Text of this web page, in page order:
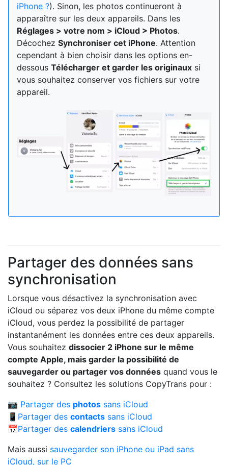
iPhone ?). Sinon, les photos continueront à
apparaître sur les deux appareils. Dans les
Réglages > votre nom > iCloud > Photos.
Décochez Synchroniser cet iPhone. Attention
cependant à bien choisir dans les options en-
dessous Télécharger et garder les originaux si
vous souhaitez conserver vos fichiers sur votre
appareil.
Partager des données sans
synchronisation
Lorsque vous désactivez la synchronisation avec
iCloud ou séparez vos deux iPhone du même compte
iCloud, vous perdez la possibilité de partager
instantanément les données entre ces deux appareils.
Vous souhaitez dissocier 2 iPhone sur le même
compte Apple, mais garder la possibilité de
sauvegarder ou partager vos données quand vous le
souhaitez ? Consultez les solutions CopyTrans pour :
📷 Partager des photos sans iCloud
📱 Partager des contacts sans iCloud
📅Partager des calendriers sans iCloud
Mais aussi sauvegarder son iPhone ou iPad sans
iCloud, sur le PC